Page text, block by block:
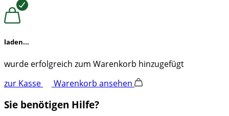
laden...
wurde erfolgreich zum Warenkorb hinzugefügt
zur Kasse
Warenkorb ansehen
Sie benötigen Hilfe?